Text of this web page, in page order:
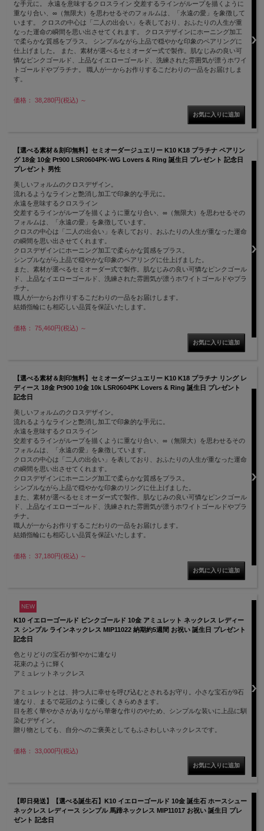
な手元に。 永遠を意味するクロスライン 交差するラインがループを描くように
重なり合い、∞（無限大）を思わせるそのフォルムは、「永遠の愛」を象徴して
います。 クロスの中心は「二人の出会い」を表しており、おふたりの人生が重
なった運命の瞬間を思い出させてくれます。 クロスデザインにホーニング加工
で柔らかな質感をプラス。 シンプルながら上品で穏やかな印象のペアリングに
仕上げました。 また、素材が選べるセミオーダー式で製作。肌なじみの良い可
憐なピンクゴールド、上品なイエローゴールド、洗練された雰囲気が漂うホワイ
トゴールドやプラチナ。 職人が一からお作りするこだわりの一品をお届けしま
す。
価格： 38,280円(税込) ～
【選べる素材＆刻印無料】セミオーダージュエリー K10 K18 プラチナ ペアリン
グ 18金 10金 Pt900 LSR0604PK-WG Lovers & Ring 誕生日 プレゼント 記念日
プレゼント 男性
美しいフォルムのクロスデザイン。
流れるようなラインと艶消し加工で印象的な手元に。
永遠を意味するクロスライン
交差するラインがループを描くように重なり合い、∞（無限大）を思わせるその
フォルムは、「永遠の愛」を象徴しています。
クロスの中心は「二人の出会い」を表しており、おふたりの人生が重なった運命
の瞬間を思い出させてくれます。
クロスデザインにホーニング加工で柔らかな質感をプラス。
シンプルながら上品で穏やかな印象のペアリングに仕上げました。
また、素材が選べるセミオーダー式で製作。肌なじみの良い可憐なピンクゴール
ド、上品なイエローゴールド、洗練された雰囲気が漂うホワイトゴールドやプラ
チナ。
職人が一からお作りするこだわりの一品をお届けします。
結婚指輪にも相応しい品質を保証いたします。
価格： 75,460円(税込) ～
【選べる素材＆刻印無料】セミオーダージュエリー K10 K18 プラチナ リング レ
ディース 18金 Pt900 10金 10k LSR0604PK Lovers & Ring 誕生日 プレゼント
記念日
美しいフォルムのクロスデザイン。
流れるようなラインと艶消し加工で印象的な手元に。
永遠を意味するクロスライン
交差するラインがループを描くように重なり合い、∞（無限大）を思わせるその
フォルムは、「永遠の愛」を象徴しています。
クロスの中心は「二人の出会い」を表しており、おふたりの人生が重なった運命
の瞬間を思い出させてくれます。
クロスデザインにホーニング加工で柔らかな質感をプラス。
シンプルながら上品で穏やかな印象のリングに仕上げました。
また、素材が選べるセミオーダー式で製作。肌なじみの良い可憐なピンクゴール
ド、上品なイエローゴールド、洗練された雰囲気が漂うホワイトゴールドやプラ
チナ。
職人が一からお作りするこだわりの一品をお届けします。
結婚指輪にも相応しい品質を保証いたします。
価格： 37,180円(税込) ～
NEW
K10 イエローゴールド ピンクゴールド 10金 アミュレット ネックレス レディー
ス シンプル ラインネックレス MIP11022 納期約5週間 お祝い 誕生日 プレゼント
記念日
色とりどりの宝石が鮮やかに連なり
花束のように輝く
アミュレットネックレス
アミュレットとは、持つ人に幸せを呼び込むとされるお守り。小さな宝石が9石
連なり、まるで花冠のように優しくきらめきます。
目を惹く華やかさがありながら華奢な作りのやため、シンプルな装いに上品に馴
染むデザイン。
贈り物としても、自分へのご褒美としてもふさわしいネックレスです。
価格： 33,000円(税込)
【即日発送】【選べる誕生石】K10 イエローゴールド 10金 誕生石 ホースシュー
ネックレス レディース シンプル 馬蹄ネックレス MIP11017 お祝い 誕生日 プレ
ゼント 記念日